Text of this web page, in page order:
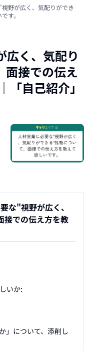
野が広く、気配りができ
す。
く、気配り
面接での伝え
｜「自己紹介」
な"視野が広く、
接での伝え方を教
いか:
」について、添削し